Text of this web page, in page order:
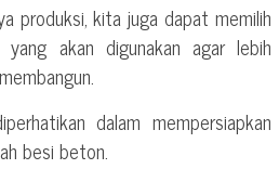
produksi, kita juga dapat memilih
yang akan digunakan agar lebih
dalam mempersiapkan
besi beton.